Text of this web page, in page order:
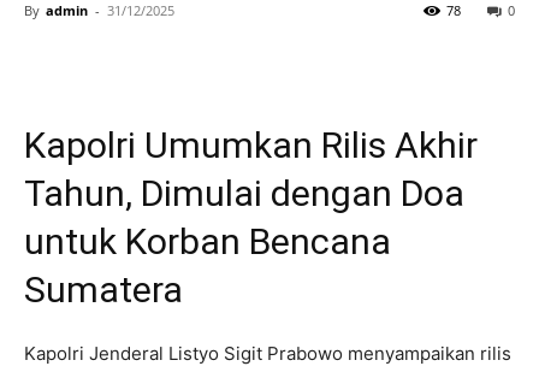
By admin - 31/12/2025 0
78
Kapolri Umumkan Rilis Akhir
Tahun, Dimulai dengan Doa
untuk Korban Bencana
Sumatera
Kapolri Jenderal Listyo Sigit Prabowo menyampaikan rilis